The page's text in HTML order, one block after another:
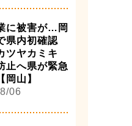
に被害が…岡
県内初確認
ツヤカミキ
止へ県が緊急
岡山】
06